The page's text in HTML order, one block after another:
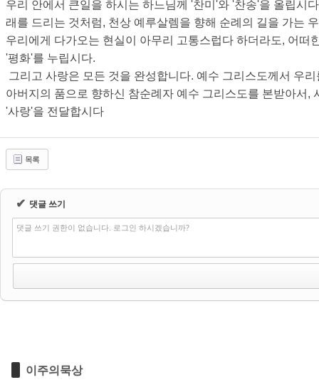
우리 안에서 큰일을 하시는 하느님께 '찬미'와 '찬송'을 올립시
래를 드리는 것처럼, 천상 예루살렘을 향해 순례의 길을 가는
우리에게 다가오는 현실이 아무리 고통스럽다 하더라도, 어
'평화'를 누립시다.
그리고 사랑은 모든 것을 완성합니다. 예수 그리스도께서 우
아버지의 품으로 향하신 참순례자 예수 그리스도를 본받아서
'사랑'을 전달합시다
목록
✔ 댓글 쓰기
댓글 쓰기 권한이 없습니다. 로그인 하시겠습니까?
이주의묵상